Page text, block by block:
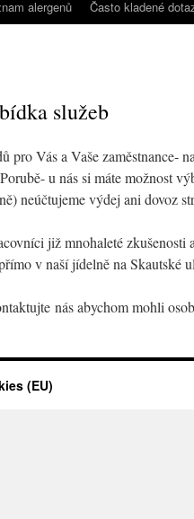
alergenů Často kladené
služeb
pro Vás a Vaše zaměstnance-
u nás si máte možnost
neúčtujeme výdej ani dovoz
již mnohaleté zkušenosti
v naší jídelně na Skautské
nás abychom mohli
(EU)